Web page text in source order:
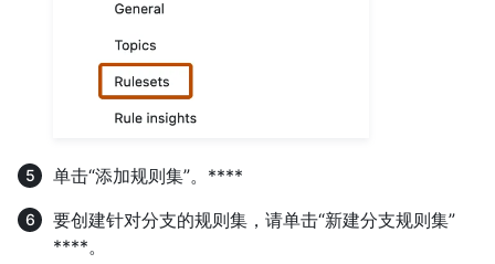
单击“添加规则集”。****
要创建针对分支的规则集，请单击“新建分支规则集”
****。